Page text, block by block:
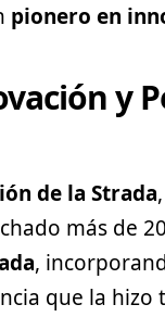
pionero en
y
de la Strada
más de
,
que la hizo